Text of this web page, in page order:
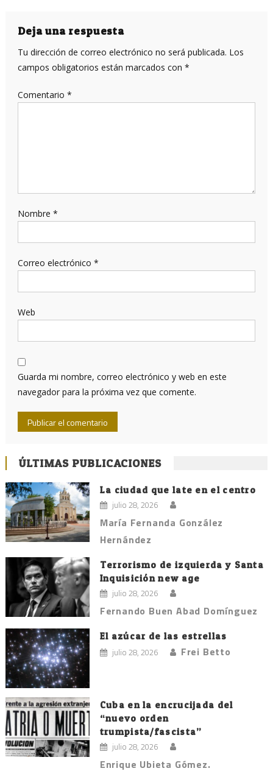
entradas
Deja una respuesta
Tu dirección de correo electrónico no será publicada. Los
campos obligatorios están marcados con *
Comentario *
Nombre *
Correo electrónico *
Web
Guarda mi nombre, correo electrónico y web en este
navegador para la próxima vez que comente.
ÚLTIMAS PUBLICACIONES
La ciudad que late en el centro
julio 28, 2026
María Fernanda González
Hernández
Terrorismo de izquierda y Santa
Inquisición new age
julio 28, 2026
Fernando Buen Abad Domínguez
El azúcar de las estrellas
julio 28, 2026 Frei Betto
Cuba en la encrucijada del
“nuevo orden
trumpista/fascista”
julio 28, 2026
Enrique Ubieta Gómez.